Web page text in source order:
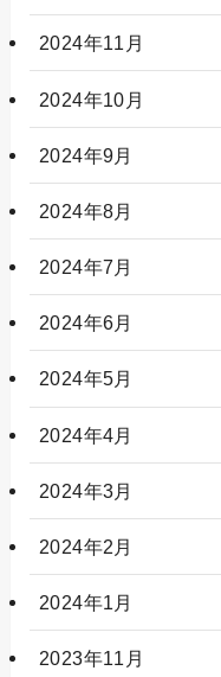
2024年11月
2024年10月
2024年9月
2024年8月
2024年7月
2024年6月
2024年5月
2024年4月
2024年3月
2024年2月
2024年1月
2023年11月